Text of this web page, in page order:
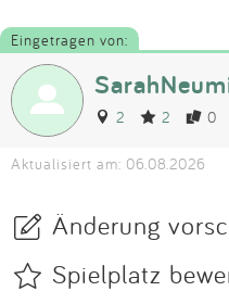
Eingetragen von:
2 2 0
Aktualisiert am: 06.08.2026
Änderung
Spielplatz